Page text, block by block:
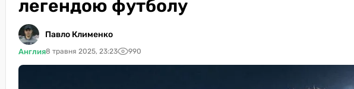
легендою футболу
Павло Клименко
Англия8 травня 2025, 23:23 990